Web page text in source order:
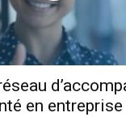
en entreprise